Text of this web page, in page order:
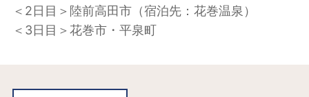
＜2日目＞陸前高田市（宿泊先：花巻温泉）
＜3日目＞花巻市・平泉町